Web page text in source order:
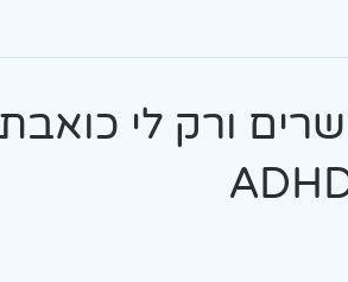
ורק לי כואבת